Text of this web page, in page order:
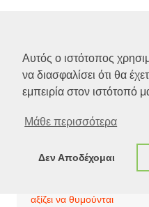
Αυτός ο ιστότοπος
να διασφαλίσει ότι θα
εμπειρία στον ιστότοπό
Μάθε περισσότερα
Δεν Αποδέχομαι
αξίζει να θυμούνται